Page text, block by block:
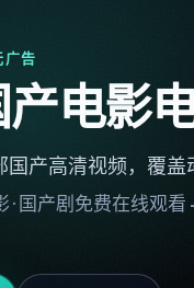
告
电影
国产高清视频，覆
· 国产剧免费在线观